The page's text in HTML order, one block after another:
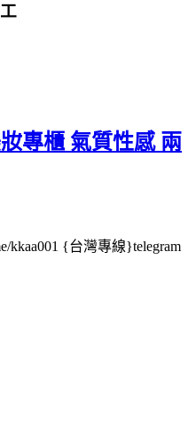
專櫃 氣質性感 兩
kkaa001 {台灣專線}telegram